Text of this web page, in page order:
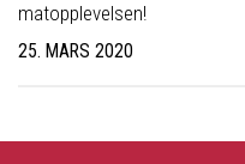
matopplevelsen!
25. MARS 2020